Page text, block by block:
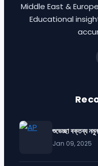
Middle East &
Educational
শুভেচ্ছা বক্তব্য
Jan 09, 2025